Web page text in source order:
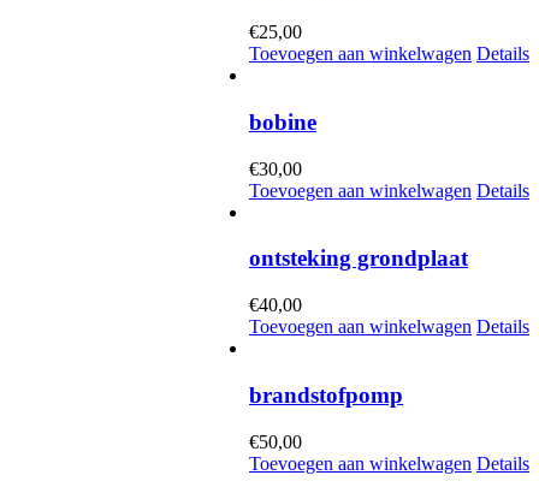
€25,00
Toevoegen aan winkelwagen Details
bobine
€30,00
Toevoegen aan winkelwagen Details
ontsteking grondplaat
€40,00
Toevoegen aan winkelwagen Details
brandstofpomp
€50,00
Toevoegen aan winkelwagen Details